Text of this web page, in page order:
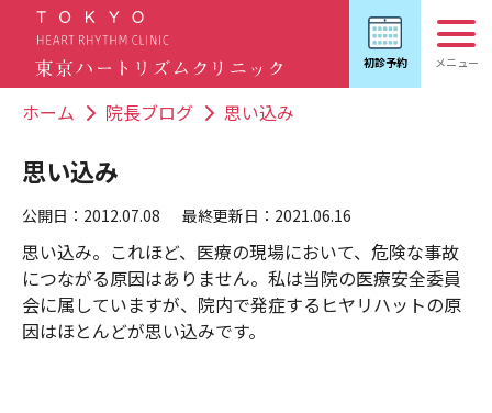
ホーム 院長ブログ 思い込み
思い込み
公開日：2012.07.08 最終更新日：2021.06.16
思い込み。これほど、医療の現場において、危険な事故
につながる原因はありません。私は当院の医療安全委員
会に属していますが、院内で発症するヒヤリハットの原
因はほとんどが思い込みです。